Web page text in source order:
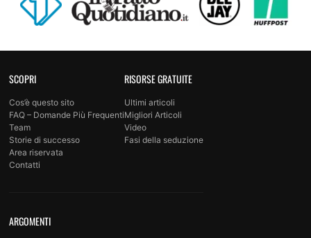
SCOPRI
Cos’è questo sito
FAQ – Domande Più Frequenti
Team
Storie di successo
Area riservata
Contatti
RISORSE GRATUITE
Ultimi articoli
Migliori Articoli
Video
Fasi della seduzione
ARGOMENTI